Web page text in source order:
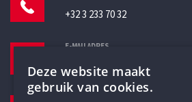
+32 3 233 70 32
E-MAILADRES
Deze website maakt
gebruik van cookies.